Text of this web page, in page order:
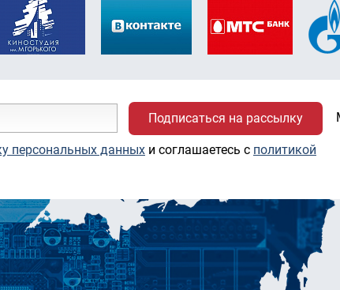
персональных данных и соглашаетесь c политикой